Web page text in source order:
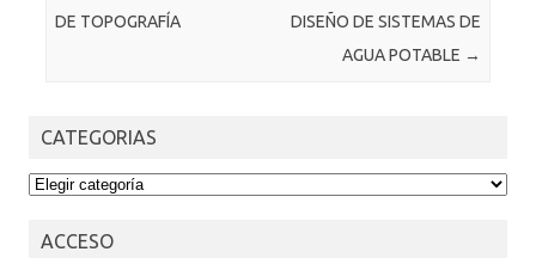
DE TOPOGRAFÍA
DISEÑO DE SISTEMAS DE
AGUA POTABLE →
CATEGORIAS
CATEGORIAS
ACCESO